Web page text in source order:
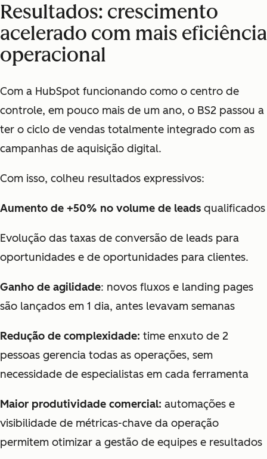
Resultados: crescimento
acelerado com mais eficiência
operacional
Com a HubSpot funcionando como o centro de
controle, em pouco mais de um ano, o BS2 passou a
ter o ciclo de vendas totalmente integrado com as
campanhas de aquisição digital.
Com isso, colheu resultados expressivos:
Aumento de +50% no volume de leads qualificados
Evolução das taxas de conversão de leads para
oportunidades e de oportunidades para clientes.
Ganho de agilidade: novos fluxos e landing pages
são lançados em 1 dia, antes levavam semanas
Redução de complexidade: time enxuto de 2
pessoas gerencia todas as operações, sem
necessidade de especialistas em cada ferramenta
Maior produtividade comercial: automações e
visibilidade de métricas-chave da operação
permitem otimizar a gestão de equipes e resultados